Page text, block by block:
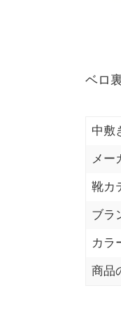
ベロ
中敷
メー
靴カ
ブラ
カラ
商品